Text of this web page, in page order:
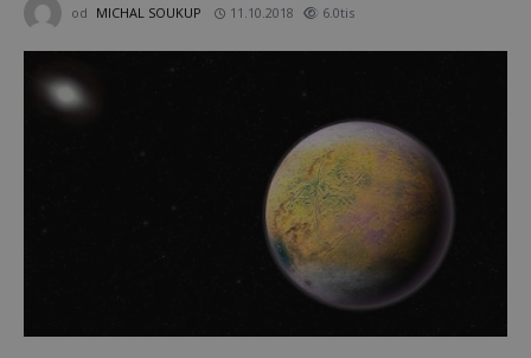
od MICHAL SOUKUP 11.10.2018 6.0tis